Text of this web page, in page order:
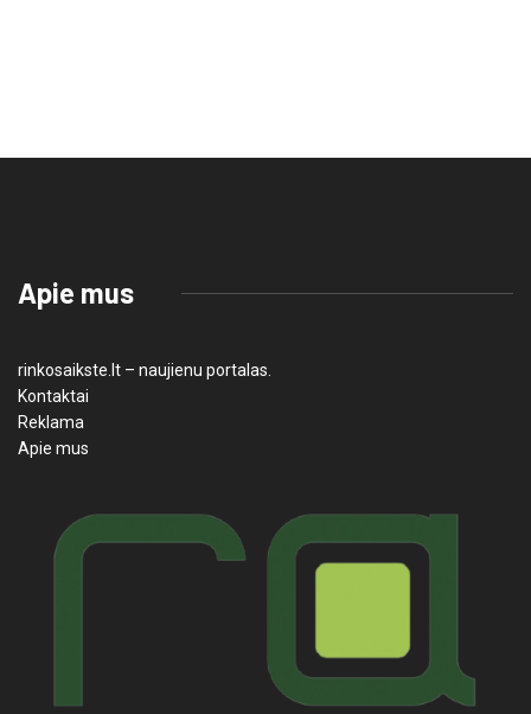
Apie mus
rinkosaikste.lt – naujienu portalas.
Kontaktai
Reklama
Apie mus